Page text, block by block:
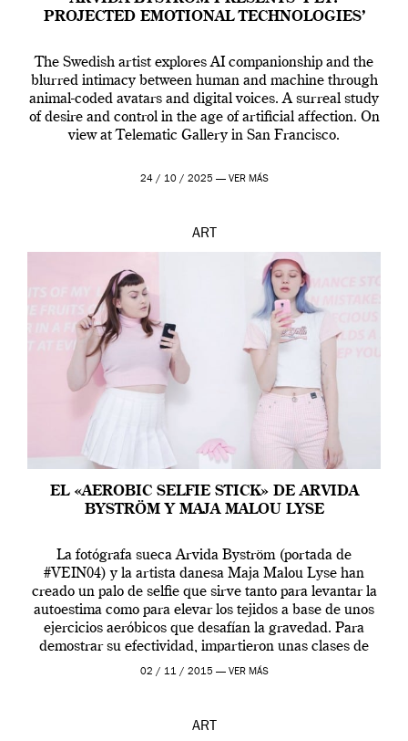
PROJECTED EMOTIONAL TECHNOLOGIES’
The Swedish artist explores AI companionship and the
blurred intimacy between human and machine through
animal-coded avatars and digital voices. A surreal study
of desire and control in the age of artificial affection. On
view at Telematic Gallery in San Francisco.
24 / 10 / 2025 — VER MÁS
ART
EL «AEROBIC SELFIE STICK» DE ARVIDA
BYSTRÖM Y MAJA MALOU LYSE
La fotógrafa sueca Arvida Byström (portada de
#VEIN04) y la artista danesa Maja Malou Lyse han
creado un palo de selfie que sirve tanto para levantar la
autoestima como para elevar los tejidos a base de unos
ejercicios aeróbicos que desafían la gravedad. Para
demostrar su efectividad, impartieron unas clases de
prueba en el Tate […]
02 / 11 / 2015 — VER MÁS
ART